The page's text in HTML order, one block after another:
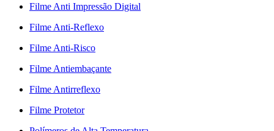
Filme Anti Impressão Digital
Filme Anti-Reflexo
Filme Anti-Risco
Filme Antiembaçante
Filme Antirreflexo
Filme Protetor